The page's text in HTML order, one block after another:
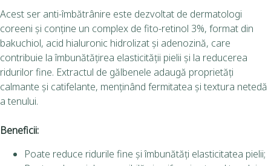
Acest ser anti-îmbătrânire este dezvoltat de dermatologi
coreeni și conține un complex de fito-retinol 3%, format din
bakuchiol, acid hialuronic hidrolizat și adenozină, care
contribuie la îmbunătățirea elasticității pielii și la reducerea
ridurilor fine. Extractul de gălbenele adaugă proprietăți
calmante și catifelante, menținând fermitatea și textura netedă
a tenului.
Beneficii:
Poate reduce ridurile fine și îmbunătăți elasticitatea pielii;